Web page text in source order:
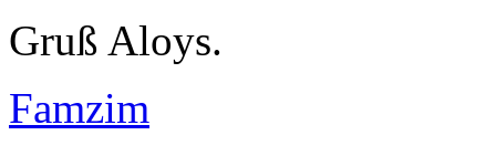
Gruß Aloys.
Famzim